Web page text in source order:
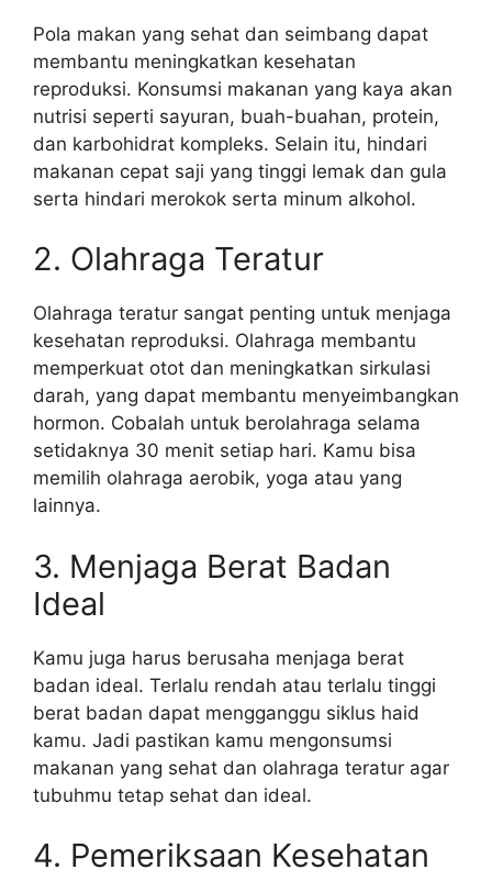
Pola makan yang sehat dan seimbang dapat
membantu meningkatkan kesehatan
reproduksi. Konsumsi makanan yang kaya akan
nutrisi seperti sayuran, buah-buahan, protein,
dan karbohidrat kompleks. Selain itu, hindari
makanan cepat saji yang tinggi lemak dan gula
serta hindari merokok serta minum alkohol.
2. Olahraga Teratur
Olahraga teratur sangat penting untuk menjaga
kesehatan reproduksi. Olahraga membantu
memperkuat otot dan meningkatkan sirkulasi
darah, yang dapat membantu menyeimbangkan
hormon. Cobalah untuk berolahraga selama
setidaknya 30 menit setiap hari. Kamu bisa
memilih olahraga aerobik, yoga atau yang
lainnya.
3. Menjaga Berat Badan
Ideal
Kamu juga harus berusaha menjaga berat
badan ideal. Terlalu rendah atau terlalu tinggi
berat badan dapat mengganggu siklus haid
kamu. Jadi pastikan kamu mengonsumsi
makanan yang sehat dan olahraga teratur agar
tubuhmu tetap sehat dan ideal.
4. Pemeriksaan Kesehatan